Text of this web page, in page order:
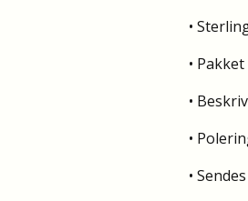
•
•
•
•
•